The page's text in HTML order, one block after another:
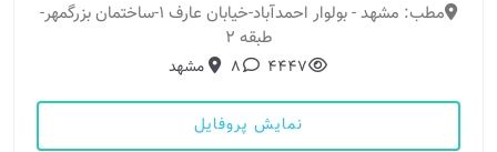
مطب: مشهد - بولوار احمدآباد-خیابان عارف 1-ساختمان بزرگمهر-
طبقه 2
4447
8 مشهد
نمایش پروفایل